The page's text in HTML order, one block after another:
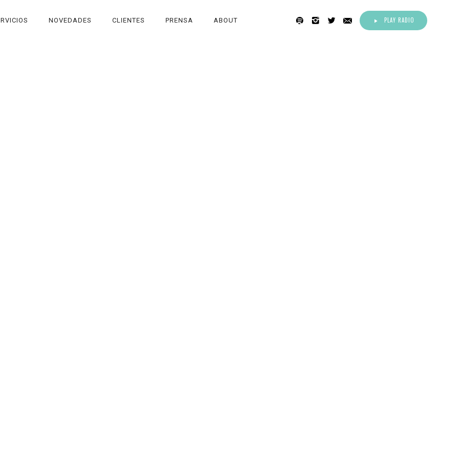
PLAY RADIO
NOVEDADES CLIENTES PRENSA ABOUT